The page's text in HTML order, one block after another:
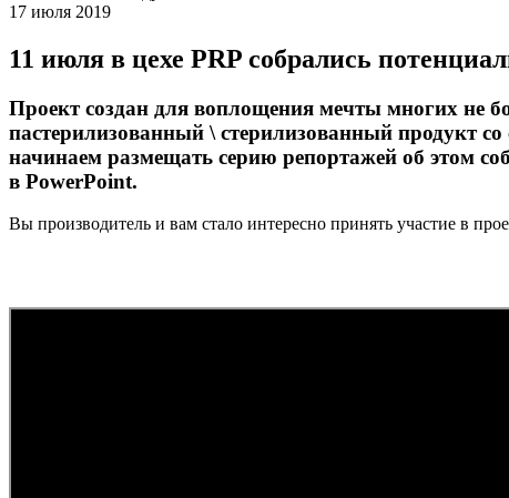
17 июля 2019
11 июля в цехе PRP собрались
Проект создан для воплощения мечты многих не
пастерилизованный \ стерилизованный продукт
начинаем размещать серию репортажей об этом
в PowerPoint.
Вы производитель и вам стало интересно принять участие в